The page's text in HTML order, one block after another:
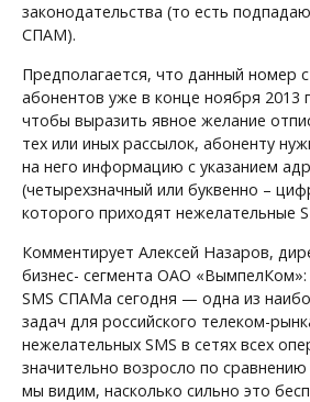
законодательства (то есть
СПАМ).
Предполагается, что данный номер
абонентов уже в конце ноября 2013
чтобы выразить явное желание
тех или иных рассылок, абоненту
на него информацию с указанием
(четырехзначный или буквенно –
которого приходят нежелательные
Комментирует Алексей Назаров,
бизнес- сегмента ОАО
SMS СПАМа сегодня — одна из
задач для российского телеком-
нежелательных SMS в сетях всех
значительно возросло по
мы видим, насколько сильно это